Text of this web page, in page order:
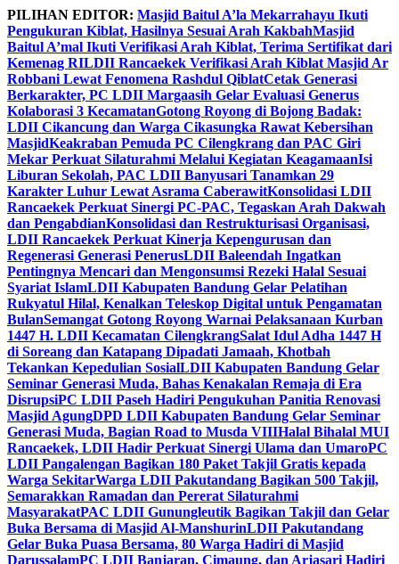
Skip
to
content
PILIHAN EDITOR: Masjid Baitul A’la Mekarrahayu Ikuti
Pengukuran Kiblat, Hasilnya Sesuai Arah KakbahMasjid
Baitul A’mal Ikuti Verifikasi Arah Kiblat, Terima Sertifikat dari
Kemenag RILDII Rancaekek Verifikasi Arah Kiblat Masjid Ar
Robbani Lewat Fenomena Rashdul QiblatCetak Generasi
Berkarakter, PC LDII Margaasih Gelar Evaluasi Generus
Kolaborasi 3 KecamatanGotong Royong di Bojong Badak:
LDII Cikancung dan Warga Cikasungka Rawat Kebersihan
MasjidKeakraban Pemuda PC Cilengkrang dan PAC Giri
Mekar Perkuat Silaturahmi Melalui Kegiatan KeagamaanIsi
Liburan Sekolah, PAC LDII Banyusari Tanamkan 29
Karakter Luhur Lewat Asrama CaberawitKonsolidasi LDII
Rancaekek Perkuat Sinergi PC-PAC, Tegaskan Arah Dakwah
dan PengabdianKonsolidasi dan Restrukturisasi Organisasi,
LDII Rancaekek Perkuat Kinerja Kepengurusan dan
Regenerasi Generasi PenerusLDII Baleendah Ingatkan
Pentingnya Mencari dan Mengonsumsi Rezeki Halal Sesuai
Syariat IslamLDII Kabupaten Bandung Gelar Pelatihan
Rukyatul Hilal, Kenalkan Teleskop Digital untuk Pengamatan
BulanSemangat Gotong Royong Warnai Pelaksanaan Kurban
1447 H. LDII Kecamatan CilengkrangSalat Idul Adha 1447 H
di Soreang dan Katapang Dipadati Jamaah, Khotbah
Tekankan Kepedulian SosialLDII Kabupaten Bandung Gelar
Seminar Generasi Muda, Bahas Kenakalan Remaja di Era
DisrupsiPC LDII Paseh Hadiri Pengukuhan Panitia Renovasi
Masjid AgungDPD LDII Kabupaten Bandung Gelar Seminar
Generasi Muda, Bagian Road to Musda VIIIHalal Bihalal MUI
Rancaekek, LDII Hadir Perkuat Sinergi Ulama dan UmaroPC
LDII Pangalengan Bagikan 180 Paket Takjil Gratis kepada
Warga SekitarWarga LDII Pakutandang Bagikan 500 Takjil,
Semarakkan Ramadan dan Pererat Silaturahmi
MasyarakatPAC LDII Gunungleutik Bagikan Takjil dan Gelar
Buka Bersama di Masjid Al-ManshurinLDII Pakutandang
Gelar Buka Puasa Bersama, 80 Warga Hadiri di Masjid
DarussalamPC LDII Banjaran, Cimaung, dan Arjasari Hadiri